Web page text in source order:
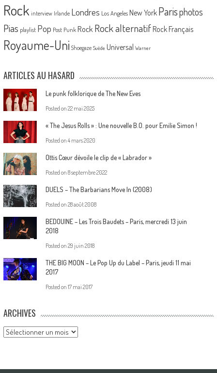
Rock interview Irlande Londres Los Angeles New York Parisphotos
Pias playlist Pop Post Punk Rock Rock alternatif Rock Français
Royaume-Uni Shoegaze Suède Universal Warner
ARTICLES AU HASARD
Le punk folklorique de The New Eves
Posted on 22 mai 2025
« The Jesus Rolls » : Une nouvelle B.O. pour Emilie Simon !
Posted on 4 mars 2020
Ottis Cœur dévoile le clip de « Labrador »
Posted on 8 septembre 2022
DUELS – The Barbarians Move In (2008)
Posted on 28 août 2008
BEDOUINE – Les Trois Baudets – Paris, mercredi 13 juin
2018
Posted on 29 juin 2018
THE BIG MOON – Le Pop Up du Label – Paris, jeudi 11 mai
2017
Posted on 17 mai 2017
ARCHIVES
Archives